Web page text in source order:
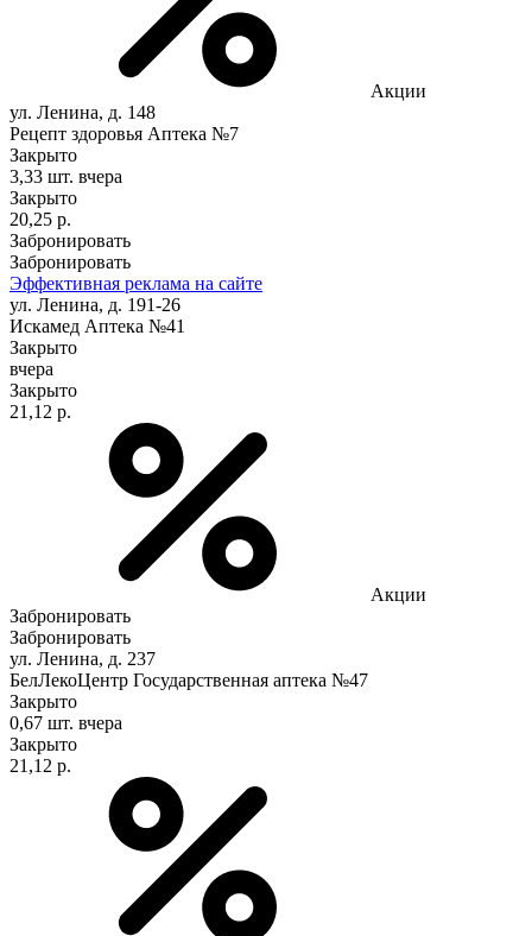
Акции
ул. Ленина, д. 148
Рецепт здоровья Аптека №7
Закрыто
3,33 шт. вчера
Закрыто
20,25 р.
Забронировать
Забронировать
Эффективная реклама на сайте
ул. Ленина, д. 191-26
Искамед Аптека №41
Закрыто
вчера
Закрыто
21,12 р.
Акции
Забронировать
Забронировать
ул. Ленина, д. 237
БелЛекоЦентр Государственная аптека №47
Закрыто
0,67 шт. вчера
Закрыто
21,12 р.